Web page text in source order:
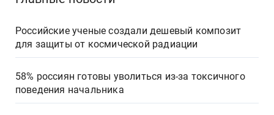
Российские ученые создали дешевый композит
для защиты от космической радиации
58% россиян готовы уволиться из-за токсичного
поведения начальника